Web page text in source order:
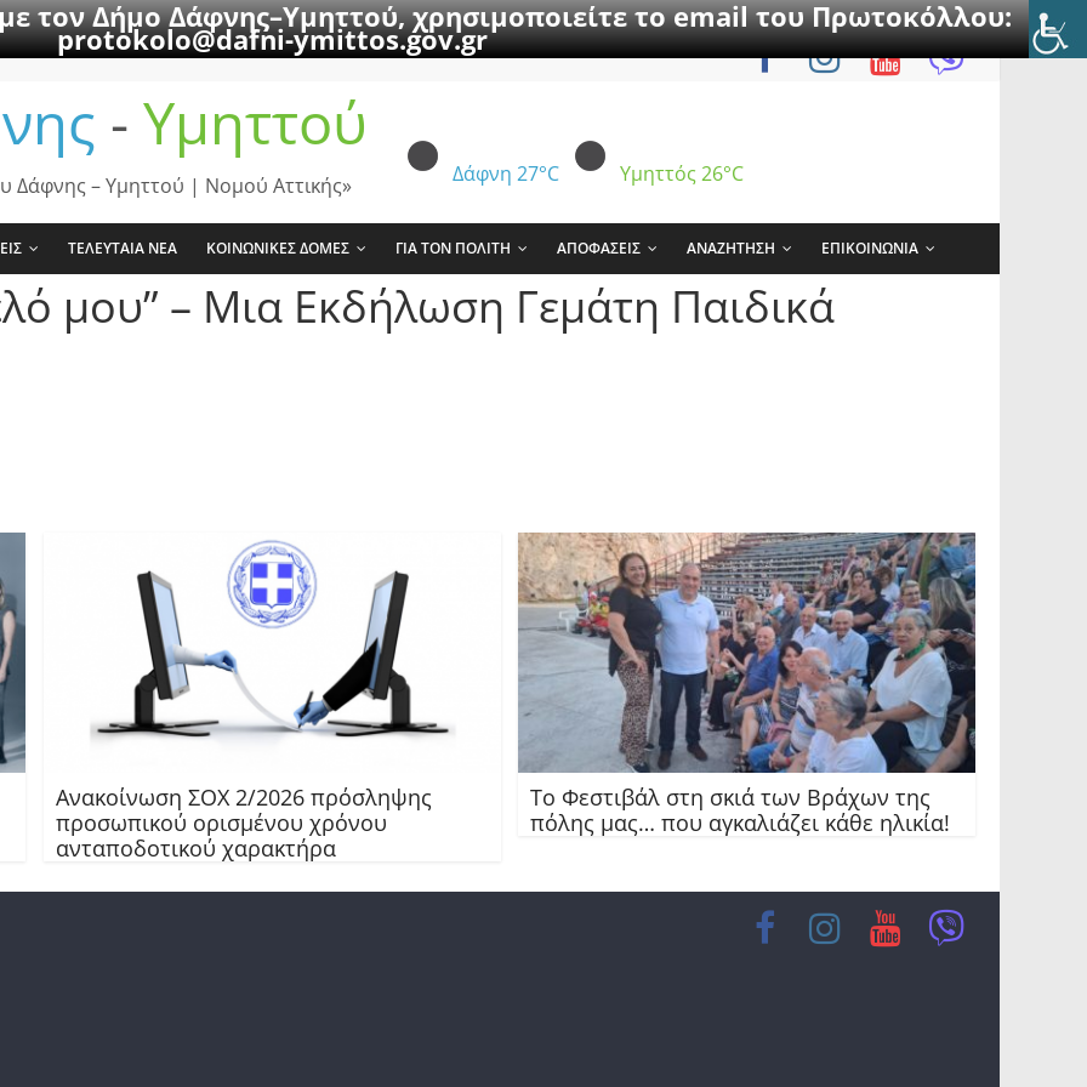
τον Δήμο Δάφνης–Υμηττού, χρησιμοποιείτε το email του Πρωτοκόλλου:
protokolo@dafni-ymittos.gov.gr
- Υμηττού
Δάφνη 27°C Υμηττός 26°C
Δάφνης – Υμηττού | Νομού Αττικής»
ΤΕΛΕΥΤΑΙΑ ΝΕΑ ΚΟΙΝΩΝΙΚΕΣ ΔΟΜΕΣ ΓΙΑ ΤΟΝ ΠΟΛΙΤΗ ΑΠΟΦΑΣΕΙΣ ΑΝΑΖΗΤΗΣΗ ΕΠΙΚΟΙΝΩΝΙΑ
μου” – Μια Εκδήλωση Γεμάτη Παιδικά
Ανακοίνωση ΣΟΧ 2/2026 πρόσληψης
προσωπικού ορισμένου χρόνου
ανταποδοτικού χαρακτήρα
Το Φεστιβάλ στη σκιά των Βράχων της
πόλης μας… που αγκαλιάζει κάθε ηλικία!